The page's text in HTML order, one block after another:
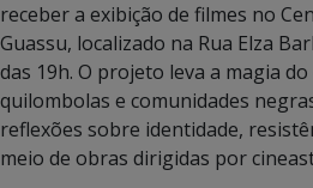
receber a exibição de filmes no
Guassu, localizado na Rua Elza
das 19h. O projeto leva a magia
quilombolas e comunidades
reflexões sobre identidade,
meio de obras dirigidas por